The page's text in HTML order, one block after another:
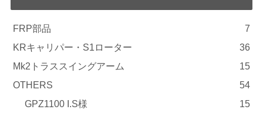
FRP部品
7
KRキャリパー・S1ローター
36
Mk2トラススイングアーム
15
OTHERS
54
GPZ1100 I.S様
15